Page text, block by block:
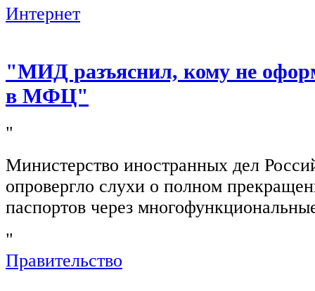
Интернет
"МИД разъяснил, кому не
в МФЦ"
"
Министерство иностранных дел
опровергло слухи о полном
паспортов через
"
Правительство